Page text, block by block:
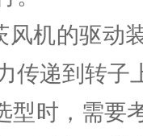
风机的驱动
传递到转子
型时，需要